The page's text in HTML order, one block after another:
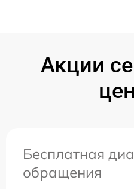
Акции
Бесплатная
обращения